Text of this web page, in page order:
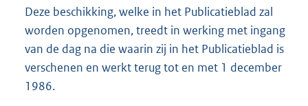
Deze beschikking, welke in het Publicatieblad zal
worden opgenomen, treedt in werking met ingang
van de dag na die waarin zij in het Publicatieblad is
verschenen en werkt terug tot en met 1 december
1986.